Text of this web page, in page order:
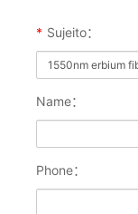
* Sujeito：
Name：
Phone：